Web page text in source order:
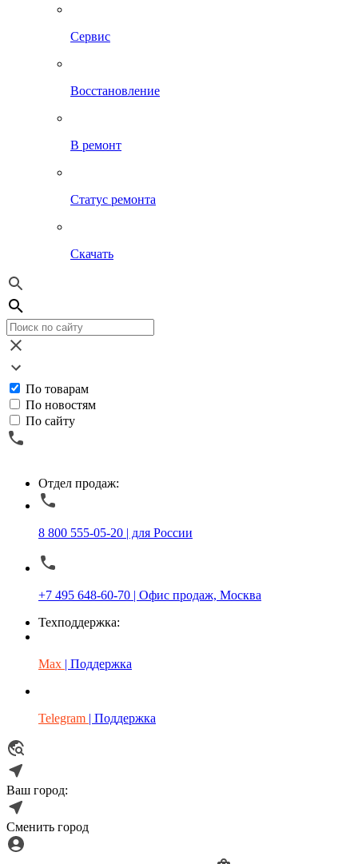
Сервис
Восстановление
В ремонт
Статус ремонта
Скачать
По товарам
По новостям
По сайту
Отдел продаж:
8 800 555-05-20 | для России
+7 495 648-60-70 | Офис продаж, Москва
Техподдержка:
Max | Поддержка
Telegram | Поддержка
Ваш город:
Сменить город